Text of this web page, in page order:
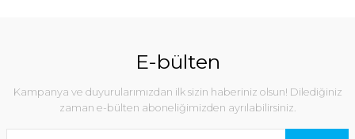
E-bülten
Kampanya ve duyurularımızdan ilk sizin haberiniz olsun! Dilediğiniz
zaman e-bülten aboneliğimizden ayrılabilirsiniz.